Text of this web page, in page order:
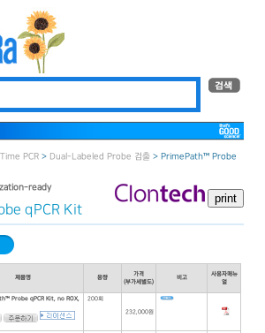
PCR > Dual-Labeled Probe 검출 > PrimePath™ Probe
ready
qPCR Kit
제품명 용량
가격
(부가세별도)
비고
사용자매뉴
얼
Probe qPCR Kit, no ROX,
200회
232,000원